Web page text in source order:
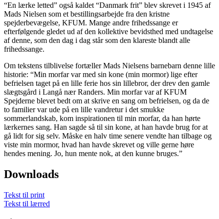
“En lærke letted” også kaldet “Danmark frit” blev skrevet i 1945 af
Mads Nielsen som et bestillingsarbejde fra den kristne
spejderbevægelse, KFUM. Mange andre frihedssange er
efterfølgende gledet ud af den kollektive bevidsthed med undtagelse
af denne, som den dag i dag står som den klareste blandt alle
frihedssange.
Om tekstens tilblivelse fortæller Mads Nielsens barnebarn denne lille
historie: “Min morfar var med sin kone (min mormor) lige efter
befrielsen taget på en lille ferie hos sin lillebror, der drev den gamle
slægtsgård i Langå nær Randers. Min morfar var af KFUM
Spejderne blevet bedt om at skrive en sang om befrielsen, og da de
to familier var ude på en lille vandretur i det smukke
sommerlandskab, kom inspirationen til min morfar, da han hørte
lærkernes sang. Han sagde så til sin kone, at han havde brug for at
gå lidt for sig selv. Måske en halv time senere vendte han tilbage og
viste min mormor, hvad han havde skrevet og ville gerne høre
hendes mening. Jo, hun mente nok, at den kunne bruges.”
Downloads
Tekst til print
Tekst til lærred